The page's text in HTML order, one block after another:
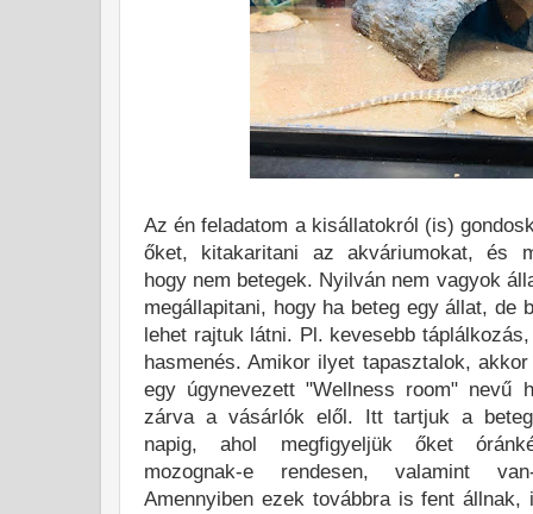
Az én feladatom a kisállatokról (is)
őket, kitakaritani az akváriumokat, és
hogy nem betegek. Nyilván nem vagyok
megállapitani, hogy ha beteg egy állat, de
lehet rajtuk látni. Pl. kevesebb
hasmenés. Amikor ilyet tapasztalok,
egy úgynevezett "Wellness room" nevű
zárva a vásárlók elől. Itt tartjuk a
napig, ahol megfigyeljük őket
mozognak-e rendesen, valamint
Amennyiben ezek továbbra is fent állnak,